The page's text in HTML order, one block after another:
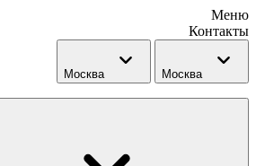
Меню
Контакты
Москва Москва